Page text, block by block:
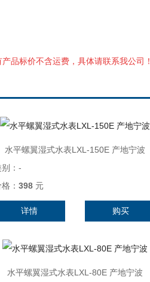
品标价不含运费，具体请联系我公司！
水平螺翼湿式水表LXL-150E 产地宁波
： -
： 398 元
详情 购买
水平螺翼湿式水表LXL-80E 产地宁波